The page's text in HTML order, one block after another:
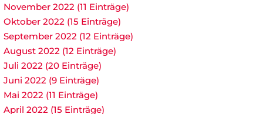
November 2022 (11 Einträge)
Oktober 2022 (15 Einträge)
September 2022 (12 Einträge)
August 2022 (12 Einträge)
Juli 2022 (20 Einträge)
Juni 2022 (9 Einträge)
Mai 2022 (11 Einträge)
April 2022 (15 Einträge)